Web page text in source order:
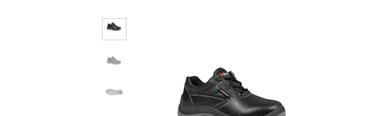
Ajouter à la liste d’envies